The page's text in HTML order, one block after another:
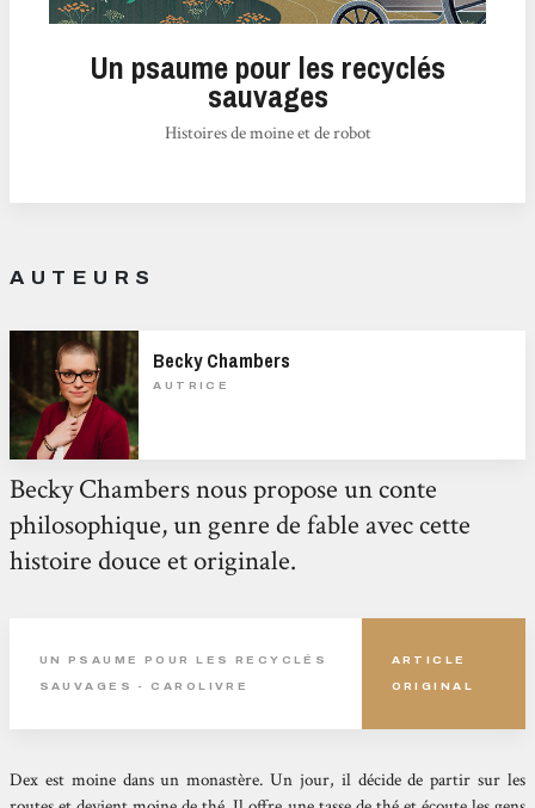
Un psaume pour les recyclés
sauvages
Histoires de moine et de robot
AUTEURS
Becky Chambers
AUTRICE
Becky Chambers nous propose un conte
philosophique, un genre de fable avec cette
histoire douce et originale.
UN PSAUME POUR LES RECYCLÉS
SAUVAGES - CAROLIVRE
ARTICLE
ORIGINAL
Dex est moine dans un monastère. Un jour, il décide de partir sur les